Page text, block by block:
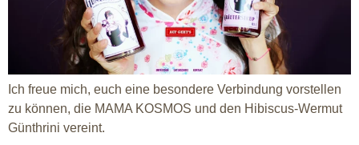
Ich freue mich, euch eine besondere Verbindung vorstellen
zu können, die MAMA KOSMOS und den Hibiscus-Wermut
Günthrini vereint.